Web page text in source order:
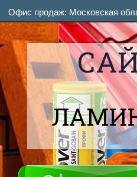
Офис продаж: Московская